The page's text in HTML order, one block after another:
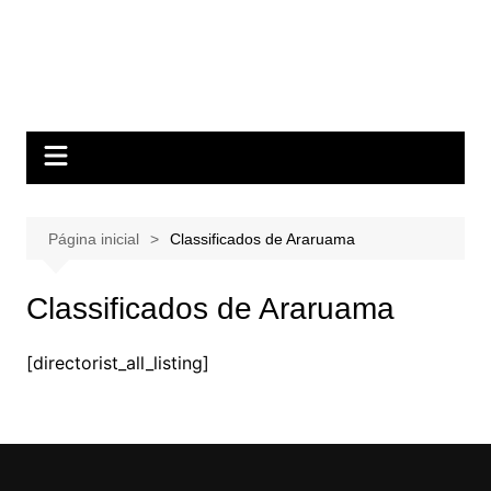
Página inicial Classificados de Araruama
Classificados de Araruama
[directorist_all_listing]